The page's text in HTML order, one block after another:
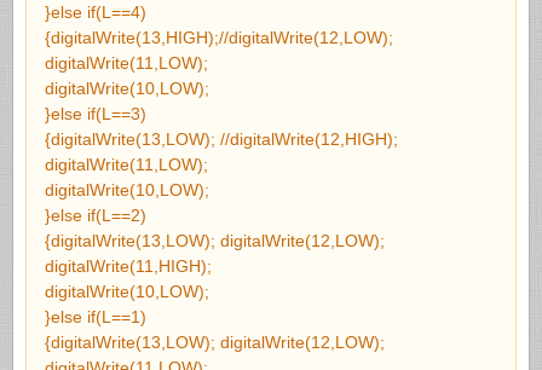
}else if(L==4)
{digitalWrite(13,HIGH);//digitalWrite(12,LOW);
digitalWrite(11,LOW);
digitalWrite(10,LOW);
}else if(L==3)
{digitalWrite(13,LOW); //digitalWrite(12,HIGH);
digitalWrite(11,LOW);
digitalWrite(10,LOW);
}else if(L==2)
{digitalWrite(13,LOW); digitalWrite(12,LOW);
digitalWrite(11,HIGH);
digitalWrite(10,LOW);
}else if(L==1)
{digitalWrite(13,LOW); digitalWrite(12,LOW);